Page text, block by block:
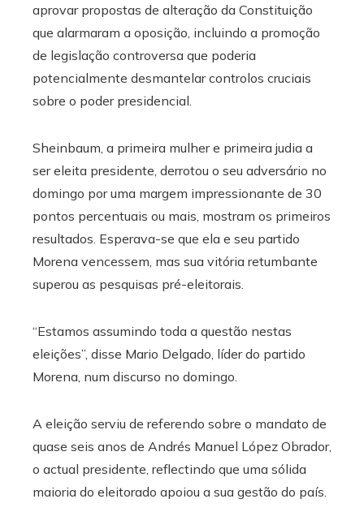
aprovar propostas de alteração da Constituição
que alarmaram a oposição, incluindo a promoção
de legislação controversa que poderia
potencialmente desmantelar controlos cruciais
sobre o poder presidencial.
Sheinbaum, a primeira mulher e primeira judia a
ser eleita presidente, derrotou o seu adversário no
domingo por uma margem impressionante de 30
pontos percentuais ou mais, mostram os primeiros
resultados. Esperava-se que ela e seu partido
Morena vencessem, mas sua vitória retumbante
superou as pesquisas pré-eleitorais.
“Estamos assumindo toda a questão nestas
eleições”, disse Mario Delgado, líder do partido
Morena, num discurso no domingo.
A eleição serviu de referendo sobre o mandato de
quase seis anos de Andrés Manuel López Obrador,
o actual presidente, reflectindo que uma sólida
maioria do eleitorado apoiou a sua gestão do país.